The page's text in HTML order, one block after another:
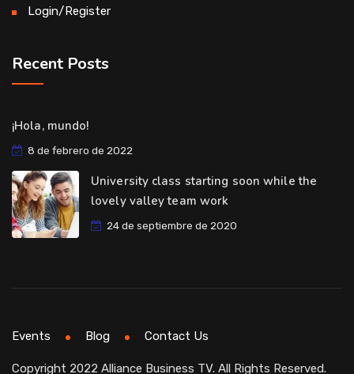
Login/Register
Recent Posts
¡Hola, mundo!
8 de febrero de 2022
University class starting soon while the
lovely valley team work
24 de septiembre de 2020
Copyright 2022 Alliance Business TV. All Rights Reserved.
Events Blog Contact Us